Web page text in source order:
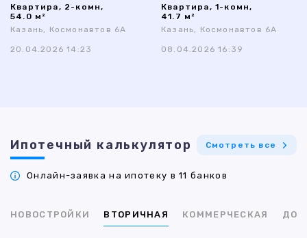
Квартира, 2-комн,
54.0 м²
Казань, Космонавтов 6А
20.04.2026 14:23
Квартира, 1-комн,
41.7 м²
Казань, Космонавтов 6А
08.04.2026 16:39
Ипотечный калькулятор Смотреть все
Онлайн-заявка на ипотеку в 11 банков
НОВОСТРОЙКИ ВТОРИЧНАЯ КОММЕРЧЕСКАЯ ДОМ